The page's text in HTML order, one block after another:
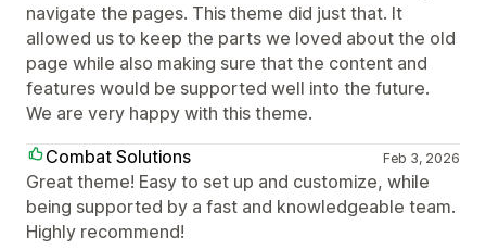
navigate the pages. This theme did just that. It
allowed us to keep the parts we loved about the old
page while also making sure that the content and
features would be supported well into the future.
We are very happy with this theme.
Combat Solutions
Feb 3, 2026
Great theme! Easy to set up and customize, while
being supported by a fast and knowledgeable team.
Highly recommend!